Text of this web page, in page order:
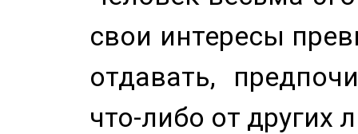
свои интересы
отдавать,
что-либо от других